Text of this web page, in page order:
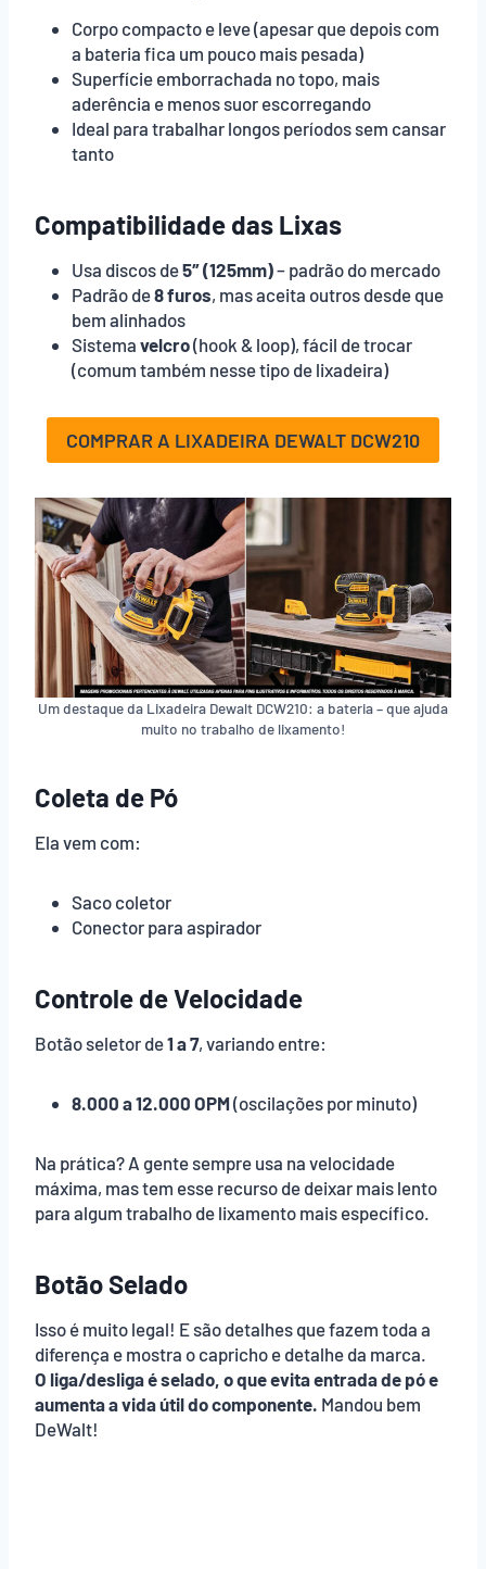
Corpo compacto e leve (apesar que depois com
a bateria fica um pouco mais pesada)
Superfície emborrachada no topo, mais
aderência e menos suor escorregando
Ideal para trabalhar longos períodos sem cansar
tanto
Compatibilidade das Lixas
Usa discos de5″ (125mm)– padrão do mercado
Padrão de8 furos, mas aceita outros desde que
bem alinhados
Sistema velcro(hook & loop), fácil de trocar
(comum também nesse tipo de lixadeira)
COMPRAR A LIXADEIRA DEWALT DCW210
Um destaque da Lixadeira Dewalt DCW210: a bateria – que ajuda
muito no trabalho de lixamento!
Coleta de Pó
Ela vem com:
Saco coletor
Conector para aspirador
Controle de Velocidade
Botão seletor de1 a 7, variando entre:
8.000 a 12.000 OPM(oscilações por minuto)
Na prática? A gente sempre usa na velocidade
máxima, mas tem esse recurso de deixar mais lento
para algum trabalho de lixamento mais específico.
Botão Selado
Isso é muito legal! E são detalhes que fazem toda a
diferença e mostra o capricho e detalhe da marca.
O liga/desliga é selado, o que evita entrada de pó e
aumenta a vida útil do componente. Mandou bem
DeWalt!